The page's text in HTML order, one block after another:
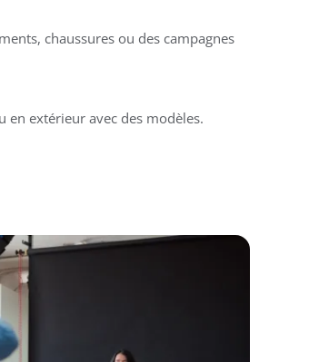
chaussures ou des campagnes
en extérieur avec des modèles.